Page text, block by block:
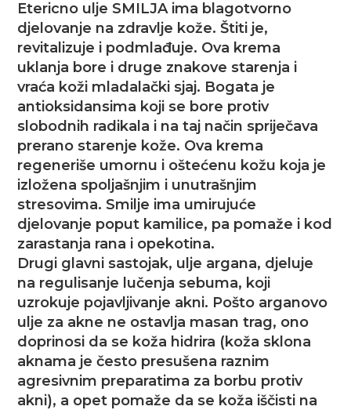
Etericno ulje SMILJA ima blagotvorno
djelovanje na zdravlje kože. Štiti je,
revitalizuje i podmlađuje. Ova krema
uklanja bore i druge znakove starenja i
vraća koži mladalački sjaj. Bogata je
antioksidansima koji se bore protiv
slobodnih radikala i na taj način spriječava
prerano starenje kože. Ova krema
regeneriše umornu i oštećenu kožu koja je
izložena spoljašnjim i unutrašnjim
stresovima. Smilje ima umirujuće
djelovanje poput kamilice, pa pomaže i kod
zarastanja rana i opekotina.
Drugi glavni sastojak, ulje argana, djeluje
na regulisanje lučenja sebuma, koji
uzrokuje pojavljivanje akni. Pošto arganovo
ulje za akne ne ostavlja masan trag, ono
doprinosi da se koža hidrira (koža sklona
aknama je često presušena raznim
agresivnim preparatima za borbu protiv
akni), a opet pomaže da se koža iščisti na